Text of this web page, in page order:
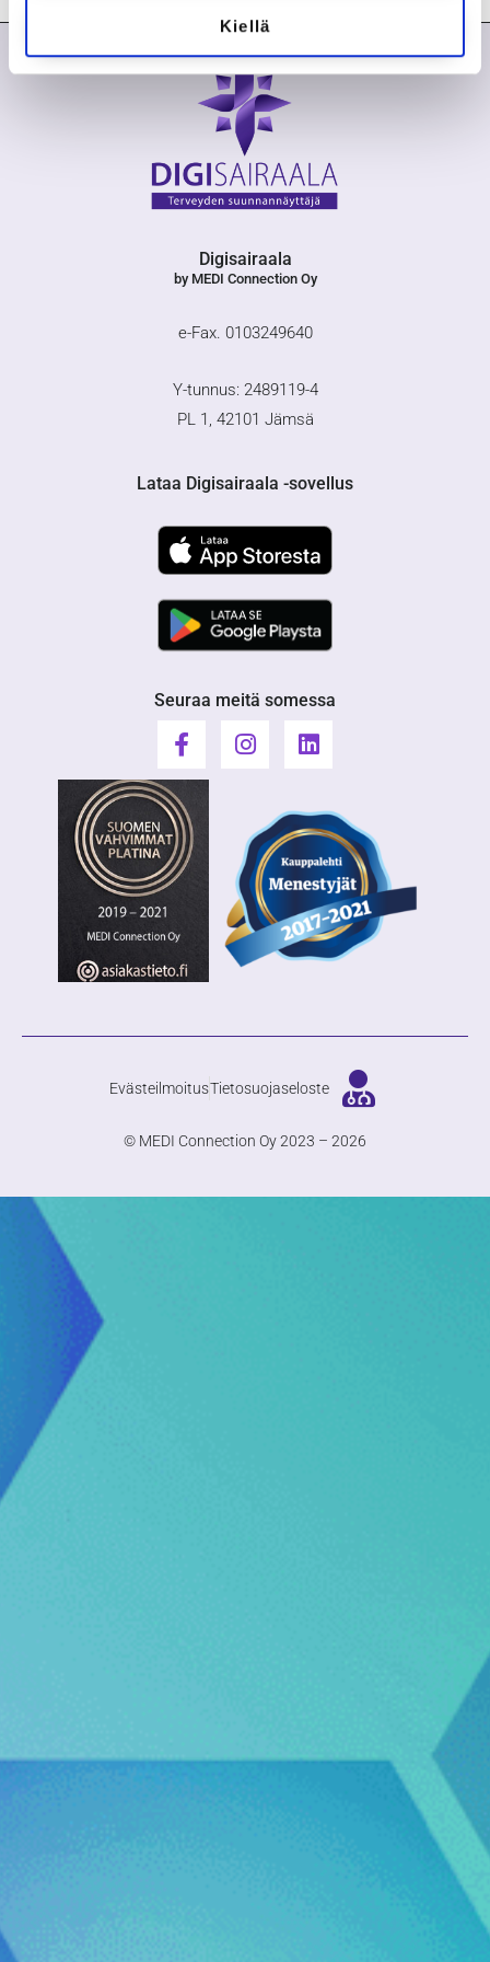
Kiellä
Digisairaala
by MEDI Connection Oy
e-Fax. 0103249640
Y-tunnus: 2489119-4
PL 1, 42101 Jämsä
Lataa Digisairaala -sovellus
Seuraa meitä somessa
EvästeilmoitusTietosuojaseloste
© MEDI Connection Oy 2023 – 2026